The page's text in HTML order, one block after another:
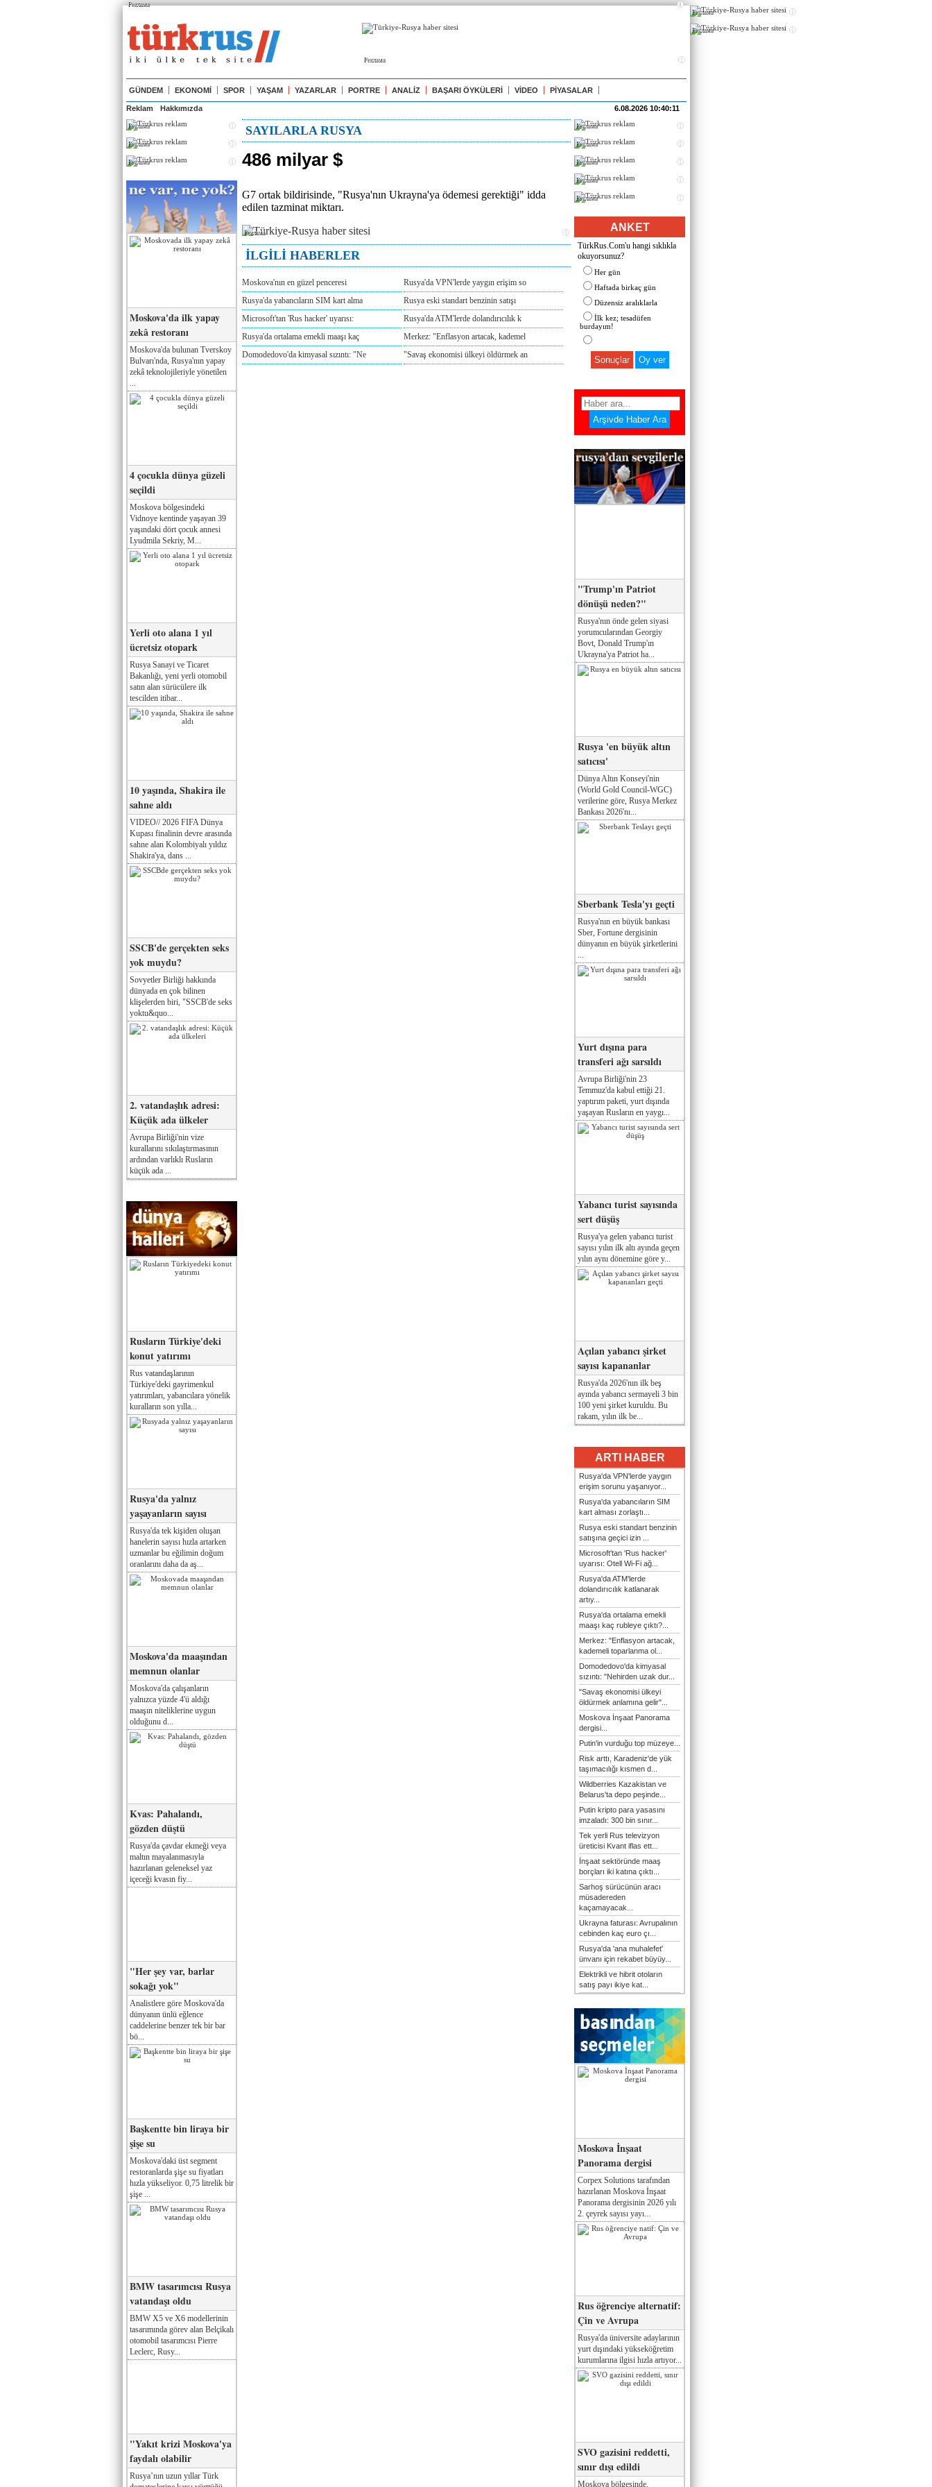
Реклама
Реклама
GÜNDEM EKONOMİ SPOR YAŞAM YAZARLAR PORTRE ANALİZ BAŞARI ÖYKÜLERİ VİDEO PİYASALAR
Reklam Hakkımızda 6.08.2026 10:40:11
Реклама
Реклама
Реклама
Moskova'da ilk yapay
zekâ restoranı
Moskova'da bulunan Tverskoy
Bulvarı'nda, Rusya'nın yapay
zekâ teknolojileriyle yönetilen
4 çocukla dünya güzeli
seçildi
Moskova bölgesindeki
Vidnoye kentinde yaşayan 39
yaşındaki dört çocuk annesi
Lyudmila Sekriy, M...
Yerli oto alana 1 yıl
ücretsiz otopark
Rusya Sanayi ve Ticaret
Bakanlığı, yeni yerli otomobil
satın alan sürücülere ilk
tescilden itibar...
10 yaşında, Shakira ile
sahne aldı
VIDEO// 2026 FIFA Dünya
Kupası finalinin devre arasında
sahne alan Kolombiyalı yıldız
Shakira'ya, dans ...
SSCB'de gerçekten seks
yok muydu?
Sovyetler Birliği hakkında
dünyada en çok bilinen
klişelerden biri, "SSCB'de seks
yoktu&quo...
2. vatandaşlık adresi:
Küçük ada ülkeler
Avrupa Birliği'nin vize
kurallarını sıkılaştırmasının
ardından varlıklı Rusların
küçük ada ...
Rusların Türkiye'deki
konut yatırımı
Rus vatandaşlarının
Türkiye'deki gayrimenkul
yatırımları, yabancılara yönelik
kuralların son yılla...
Rusya'da yalnız
yaşayanların sayısı
Rusya'da tek kişiden oluşan
hanelerin sayısı hızla artarken
uzmanlar bu eğilimin doğum
oranlarını daha da aş...
Moskova'da maaşından
memnun olanlar
Moskova'da çalışanların
yalnızca yüzde 4'ü aldığı
maaşın niteliklerine uygun
olduğunu d...
Kvas: Pahalandı,
gözden düştü
Rusya'da çavdar ekmeği veya
maltın mayalanmasıyla
hazırlanan geleneksel yaz
içeceği kvasın fiy...
"Her şey var, barlar
sokağı yok"
Analistlere göre Moskova'da
dünyanın ünlü eğlence
caddelerine benzer tek bir bar
bö...
Başkentte bin liraya bir
şişe su
Moskova'daki üst segment
restoranlarda şişe su fiyatları
hızla yükseliyor. 0,75 litrelik bir
şişe ...
BMW tasarımcısı Rusya
vatandaşı oldu
BMW X5 ve X6 modellerinin
tasarımında görev alan Belçikalı
otomobil tasarımcısı Pierre
Leclerc, Rusy...
"Yakıt krizi Moskova'ya
faydalı olabilir
Rusya’nın uzun yıllar Türk
SAYILARLA RUSYA
486 milyar $
G7 ortak bildirisinde, "Rusya'nın Ukrayna'ya ödemesi gerektiği" idda
edilen tazminat miktarı.
Реклама
İLGİLİ HABERLER
Moskova'nın en güzel penceresi
Rusya'da VPN'lerde yaygın erişim so
Rusya'da yabancıların SIM kart alma
Rusya eski standart benzinin satışı
Microsoft'tan 'Rus hacker' uyarısı:
Rusya'da ATM'lerde dolandırıcılık k
Rusya'da ortalama emekli maaşı kaç
Merkez: "Enflasyon artacak, kademel
Domodedovo'da kimyasal sızıntı: "Ne
"Savaş ekonomisi ülkeyi öldürmek an
Реклама
Реклама
Реклама
Реклама
Реклама
ANKET
TürkRus.Com'u hangi sıklıkla
okuyorsunuz?
Her gün
Haftada birkaç gün
Düzensiz aralıklarla
İlk kez; tesadüfen
burdayım!
Sonuçlar
"Trump'ın Patriot
dönüşü neden?"
Rusya'nın önde gelen siyasi
yorumcularından Georgiy
Bovt, Donald Trump'ın
Ukrayna'ya Patriot ha...
Rusya 'en büyük altın
satıcısı'
Dünya Altın Konseyi'nin
(World Gold Council-WGC)
verilerine göre, Rusya Merkez
Bankası 2026'nı...
Sberbank Tesla'yı geçti
Rusya'nın en büyük bankası
Sber, Fortune dergisinin
dünyanın en büyük şirketlerini
...
Yurt dışına para
transferi ağı sarsıldı
Avrupa Birliği'nin 23
Temmuz'da kabul ettiği 21.
yaptırım paketi, yurt dışında
yaşayan Rusların en yaygı...
Yabancı turist sayısında
sert düşüş
Rusya'ya gelen yabancı turist
sayısı yılın ilk altı ayında geçen
yılın aynı dönemine göre y...
Açılan yabancı şirket
sayısı kapananlar
Rusya'da 2026'nın ilk beş
ayında yabancı sermayeli 3 bin
100 yeni şirket kuruldu. Bu
rakam, yılın ilk be...
ARTI HABER
Rusya'da VPN'lerde yaygın
erişim sorunu yaşanıyor...
Rusya'da yabancıların SIM
kart alması zorlaştı...
Rusya eski standart benzinin
satışına geçici izin ...
Microsoft'tan 'Rus hacker'
uyarısı: Otell Wi-Fi ağ...
Rusya'da ATM'lerde
dolandırıcılık katlanarak
artıy...
Rusya'da ortalama emekli
maaşı kaç rubleye çıktı?...
Merkez: "Enflasyon artacak,
kademeli toparlanma ol...
Domodedovo'da kimyasal
sızıntı: "Nehirden uzak dur...
"Savaş ekonomisi ülkeyi
öldürmek anlamına gelir"...
Moskova İnşaat Panorama
dergisi...
Putin'in vurduğu top müzeye...
Risk arttı, Karadeniz'de yük
taşımacılığı kısmen d...
Wildberries Kazakistan ve
Belarus'ta depo peşinde...
Putin kripto para yasasını
imzaladı: 300 bin sınır...
Tek yerli Rus televizyon
üreticisi Kvant iflas ett...
İnşaat sektöründe maaş
borçları iki katına çıktı...
Sarhoş sürücünün aracı
müsadereden
kaçamayacak...
Ukrayna faturası: Avrupalının
cebinden kaç euro çı...
Rusya'da 'ana muhalefet'
ünvanı için rekabet büyüy...
Elektrikli ve hibrit otoların
satış payı ikiye kat...
Moskova İnşaat
Panorama dergisi
Corpex Solutions tarafından
hazırlanan Moskova İnşaat
Panorama dergisinin 2026 yılı
2. çeyrek sayısı yayı...
Rus öğrenciye alternatif:
Çin ve Avrupa
Rusya'da üniversite adaylarının
yurt dışındaki yükseköğretim
kurumlarına ilgisi hızla artıyor...
SVO gazisini reddetti,
sınır dışı edildi
Moskova bölgesinde,
Реклама
Реклама